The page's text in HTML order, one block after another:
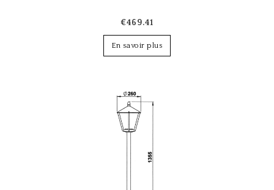
€469.41
En savoir plus